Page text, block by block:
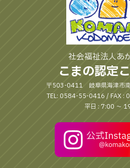
社会福祉法人あ
こまの認定
〒503-0411 岐阜県海津市
TEL: 0584-55-0416 / FAX
平日 : 7:00 〜